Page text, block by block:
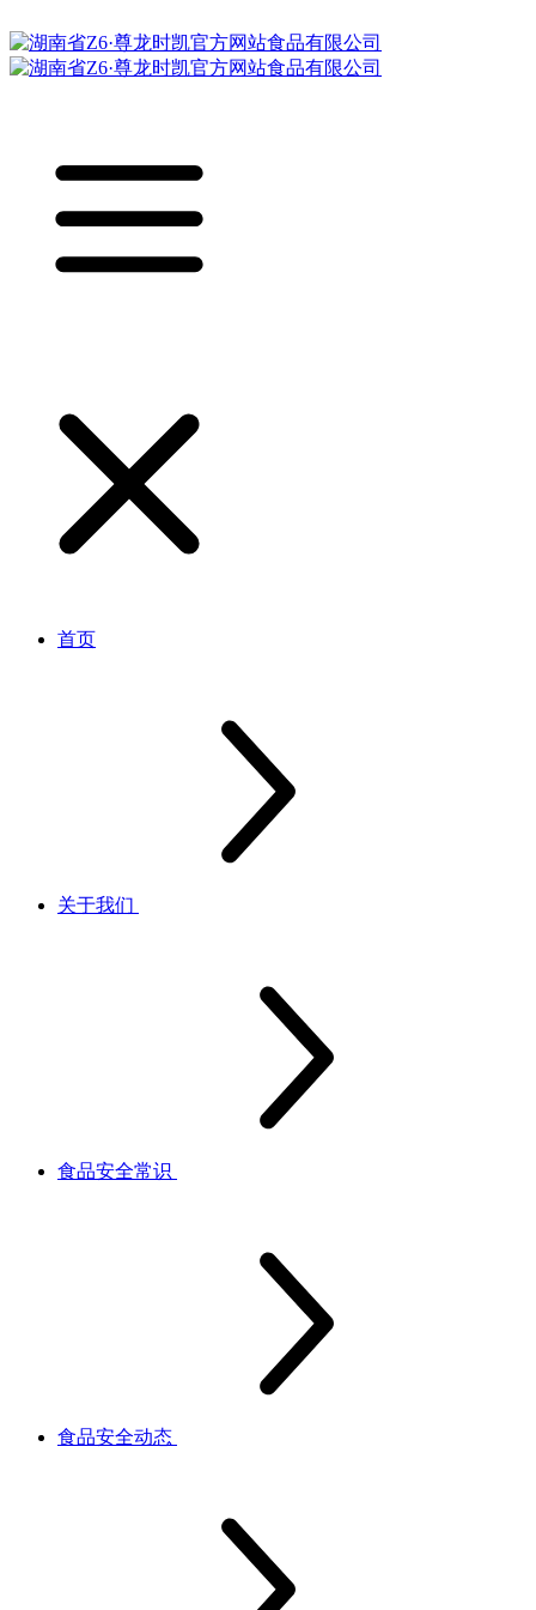
首页
关于我们
食品安全常识
食品安全动态